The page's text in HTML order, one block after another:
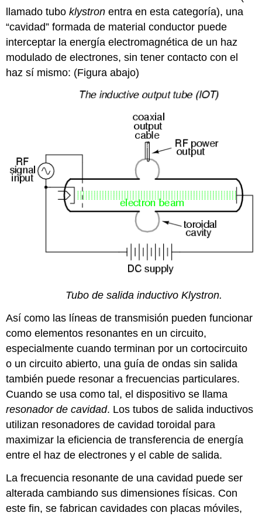
llamado tuboklystron entra en esta categoría), una
“cavidad” formada de material conductor puede
interceptar la energía electromagnética de un haz
modulado de electrones, sin tener contacto con el
haz sí mismo: (Figura abajo)
Tubo de salida inductivo Klystron.
Así como las líneas de transmisión pueden funcionar
como elementos resonantes en un circuito,
especialmente cuando terminan por un cortocircuito
o un circuito abierto, una guía de ondas sin salida
también puede resonar a frecuencias particulares.
Cuando se usa como tal, el dispositivo se llama
resonador de cavidad. Los tubos de salida inductivos
utilizan resonadores de cavidad toroidal para
maximizar la eficiencia de transferencia de energía
entre el haz de electrones y el cable de salida.
La frecuencia resonante de una cavidad puede ser
alterada cambiando sus dimensiones físicas. Con
este fin, se fabrican cavidades con placas móviles,